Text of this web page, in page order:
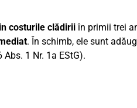
costurile clădiriiîn primii trei
. În schimb, ele sunt
Abs. 1 Nr. 1a EStG).